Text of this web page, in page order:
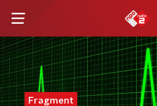
Fragment